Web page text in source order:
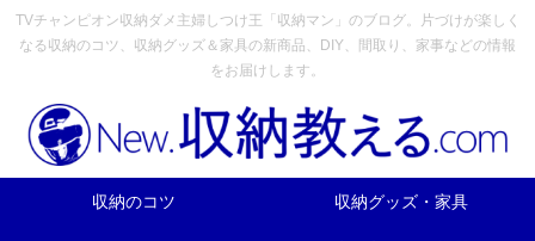
TVチャンピオン収納ダメ主婦しつけ王「収納マン」のブログ。片づけが楽しく
なる収納のコツ、収納グッズ＆家具の新商品、DIY、間取り、家事などの情報
をお届けします。
収納のコツ 収納グッズ・家具